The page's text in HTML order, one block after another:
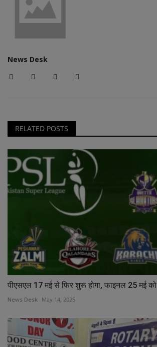
News Desk
RELATED POSTS
पीएसएल 17 मई से फिर शुरू होगा, फाइनल 25 मई को
News Desk May 14, 2025